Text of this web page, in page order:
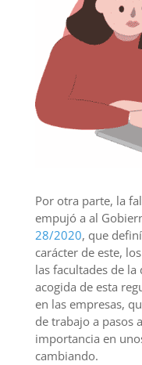
Por otra parte, la
empujó a al
28/2020, que
carácter de este,
las facultades de
acogida de esta
en las empresas,
de trabajo a pasos
importancia en
cambiando.